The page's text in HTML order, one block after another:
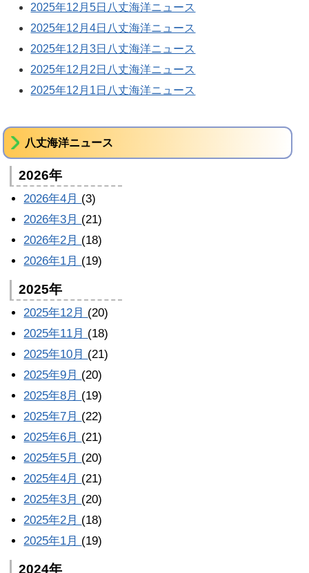
2025年12月5日八丈海洋ニュース
2025年12月4日八丈海洋ニュース
2025年12月3日八丈海洋ニュース
2025年12月2日八丈海洋ニュース
2025年12月1日八丈海洋ニュース
八丈海洋ニュース
2026年
2026年4月 (3)
2026年3月 (21)
2026年2月 (18)
2026年1月 (19)
2025年
2025年12月 (20)
2025年11月 (18)
2025年10月 (21)
2025年9月 (20)
2025年8月 (19)
2025年7月 (22)
2025年6月 (21)
2025年5月 (20)
2025年4月 (21)
2025年3月 (20)
2025年2月 (18)
2025年1月 (19)
2024年